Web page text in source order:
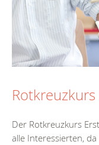
Der Rotkreuzkurs
alle Interessierten,